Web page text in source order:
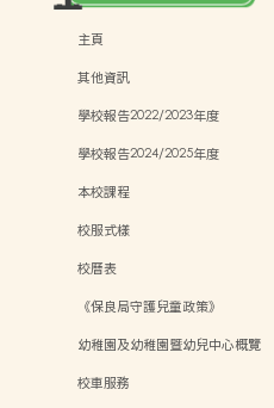
主頁
其他資訊
學校報告2022/2023年度
學校報告2024/2025年度
本校課程
校服式樣
校曆表
《保良局守護兒童政策》
幼稚園及幼稚園暨幼兒中心概覽
校車服務